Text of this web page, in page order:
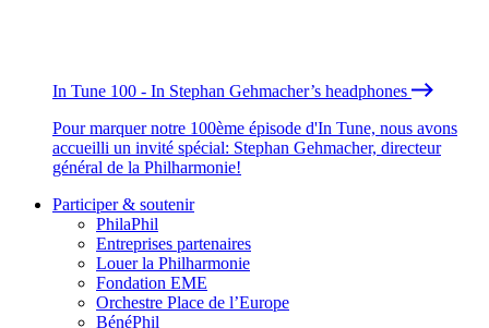
In Tune 100 - In Stephan Gehmacher’s headphones
Pour marquer notre 100ème épisode d'In Tune, nous avons
accueilli un invité spécial: Stephan Gehmacher, directeur
général de la Philharmonie!
Participer & soutenir
PhilaPhil
Entreprises partenaires
Louer la Philharmonie
Fondation EME
Orchestre Place de l’Europe
BénéPhil